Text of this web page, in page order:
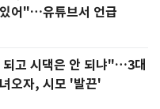
어"…유튜브서 언급
고 시댁은 안 되냐"…3대
오자, 시모 '발끈'